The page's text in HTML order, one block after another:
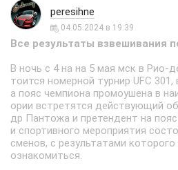
peresihne
04.05.2024 в 19:39
Все результаты взвешивания
В ночь с 4 на на 5 мая мск в Рио-
тоится номерной турнир UFC
а пояс чемпиона промоушена в
ории встретятся действующий
др Пантожа и претендент на
и спортивного мероприятия
сменов, с результатами
ознакомиться.